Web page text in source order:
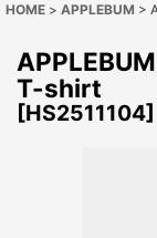
HOME > APPLEBUM >
T-shirt
[HS2511104]